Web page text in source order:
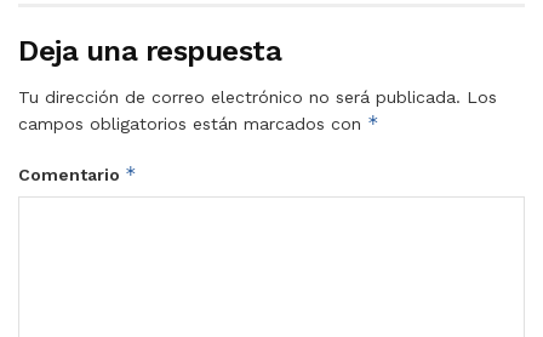
Deja una respuesta
Tu dirección de correo electrónico no será publicada. Los
campos obligatorios están marcados con *
Comentario *